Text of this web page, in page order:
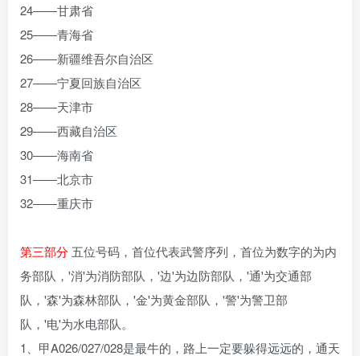
24――甘肃省
25――青海省
26――新疆维吾尔自治区
27――宁夏回族自治区
28――天津市
29――西藏自治区
30――海南省
31――北京市
32――重庆市
第三部分 五位号码，首位代表武警序列，首位为数字的为内
务部队，'消'为消防部队，'边'为边防部队，'通'为交通部
队，'森'为森林部队，'金'为黄金部队，'警'为警卫部
队，'电'为水电部队。
1、甲A026/027/028是最牛的，路上一定要躲得远远的，通天